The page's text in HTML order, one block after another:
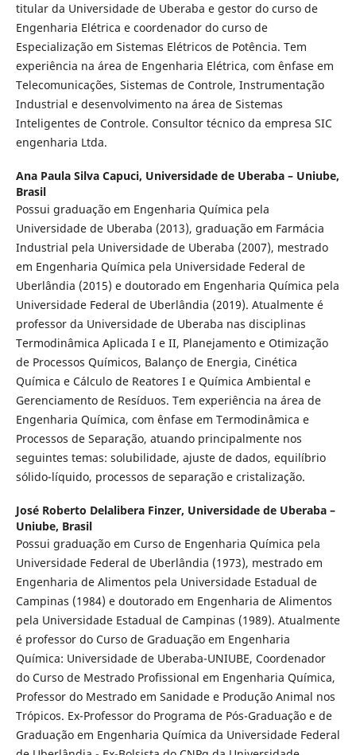
titular da Universidade de Uberaba e gestor do curso de
Engenharia Elétrica e coordenador do curso de
Especialização em Sistemas Elétricos de Potência. Tem
experiência na área de Engenharia Elétrica, com ênfase em
Telecomunicações, Sistemas de Controle, Instrumentação
Industrial e desenvolvimento na área de Sistemas
Inteligentes de Controle. Consultor técnico da empresa SIC
engenharia Ltda.
Ana Paula Silva Capuci, Universidade de Uberaba – Uniube,
Brasil
Possui graduação em Engenharia Química pela
Universidade de Uberaba (2013), graduação em Farmácia
Industrial pela Universidade de Uberaba (2007), mestrado
em Engenharia Química pela Universidade Federal de
Uberlândia (2015) e doutorado em Engenharia Química pela
Universidade Federal de Uberlândia (2019). Atualmente é
professor da Universidade de Uberaba nas disciplinas
Termodinâmica Aplicada I e II, Planejamento e Otimização
de Processos Químicos, Balanço de Energia, Cinética
Química e Cálculo de Reatores I e Química Ambiental e
Gerenciamento de Resíduos. Tem experiência na área de
Engenharia Química, com ênfase em Termodinâmica e
Processos de Separação, atuando principalmente nos
seguintes temas: solubilidade, ajuste de dados, equilíbrio
sólido-líquido, processos de separação e cristalização.
José Roberto Delalibera Finzer, Universidade de Uberaba –
Uniube, Brasil
Possui graduação em Curso de Engenharia Química pela
Universidade Federal de Uberlândia (1973), mestrado em
Engenharia de Alimentos pela Universidade Estadual de
Campinas (1984) e doutorado em Engenharia de Alimentos
pela Universidade Estadual de Campinas (1989). Atualmente
é professor do Curso de Graduação em Engenharia
Química: Universidade de Uberaba-UNIUBE, Coordenador
do Curso de Mestrado Profissional em Engenharia Química,
Professor do Mestrado em Sanidade e Produção Animal nos
Trópicos. Ex-Professor do Programa de Pós-Graduação e de
Graduação em Engenharia Química da Universidade Federal